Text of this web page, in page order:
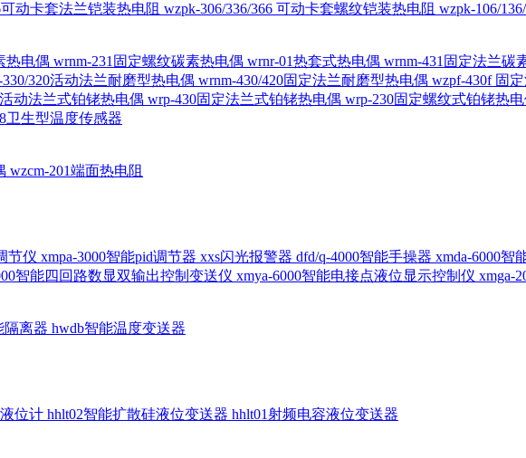
可动卡套法兰铠装热电阻 wzpk-306/336/366 可动卡套螺纹铠装热电阻 wzpk-106/
热电偶 wrnm-231固定螺纹碳素热电偶 wrnr-01热套式热电偶 wrnm-431固定法兰碳
330/320活动法兰耐磨型热电偶 wrnm-430/420固定法兰耐磨型热电偶 wzpf-430f 固
动法兰式铂铑热电偶 wrp-430固定法兰式铂铑热电偶 wrp-230固定螺纹式铂铑热
卫生型温度传感器
wzcm-201端面热电阻
节仪 xmpa-3000智能pid调节器 xxs闪光报警器 dfd/q-4000智能手操器 xmda-6000智
智能四回路数显双输出控制变送仪 xmya-6000智能电接点液位显示控制仪 xmga-
隔离器 hwdb智能温度变送器
位计 hhlt02智能扩散硅液位变送器 hhlt01射频电容液位变送器